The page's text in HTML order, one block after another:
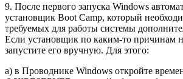
9. После первого запуска Windows
установщик Boot Camp, который
требуемых для работы системы
Если установщик по каким-то причинам
запустите его вручную. Для этого:
а) в Проводнике Windows откройте